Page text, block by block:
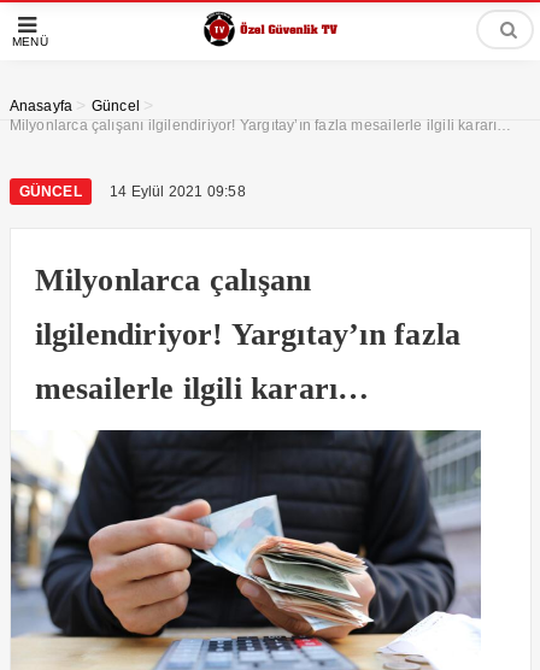
MENÜ
Anasayfa > Güncel >
Milyonlarca çalışanı ilgilendiriyor! Yargıtay’ın fazla mesailerle ilgili kararı…
GÜNCEL 14 Eylül 2021 09:58
Milyonlarca çalışanı
ilgilendiriyor! Yargıtay’ın fazla
mesailerle ilgili kararı…